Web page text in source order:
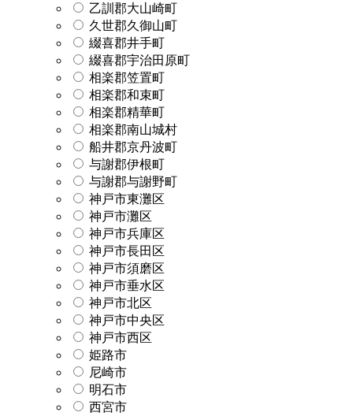
乙訓郡大山崎町
久世郡久御山町
綴喜郡井手町
綴喜郡宇治田原町
相楽郡笠置町
相楽郡和束町
相楽郡精華町
相楽郡南山城村
船井郡京丹波町
与謝郡伊根町
与謝郡与謝野町
神戸市東灘区
神戸市灘区
神戸市兵庫区
神戸市長田区
神戸市須磨区
神戸市垂水区
神戸市北区
神戸市中央区
神戸市西区
姫路市
尼崎市
明石市
西宮市